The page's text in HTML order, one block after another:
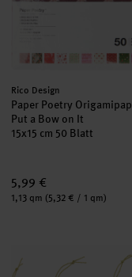
Hersteller:
Rico Design
Paper Poetry
Put a Bow on It
15x15 cm 50 Blatt
5,99 €
Inhalt:
1,13 qm (5,32 € / 1 qm)
Paper Poetry